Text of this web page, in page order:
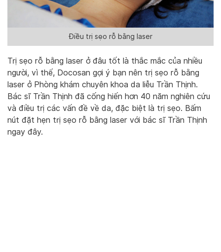
Điều trị sẹo rỗ bằng laser
Trị sẹo rỗ bằng laser ở đâu tốt là thắc mắc của nhiều
người, vì thế, Docosan gợi ý bạn nên trị sẹo rỗ bằng
laser ở Phòng khám chuyên khoa da liễu Trần Thịnh.
Bác sĩ Trần Thịnh đã cống hiến hơn 40 năm nghiên cứu
và điều trị các vấn đề về da, đặc biệt là trị sẹo. Bấm
nút đặt hẹn trị sẹo rỗ bằng laser với bác sĩ Trần Thịnh
ngay đây.